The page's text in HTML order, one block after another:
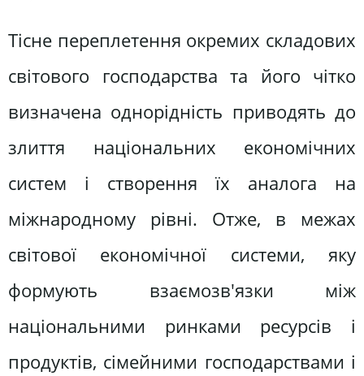
Тісне переплетення окремих складових
світового господарства та його чітко
визначена однорідність приводять до
злиття національних економічних
систем і створення їх аналога на
міжнародному рівні. Отже, в межах
світової економічної системи, яку
формують взаємозв'язки між
національними ринками ресурсів і
продуктів, сімейними господарствами і